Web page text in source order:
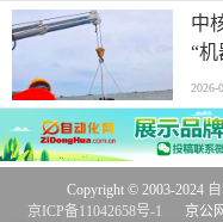
中
“机
2026-
Copyright © 2003-2024
京ICP备11042658号-1
京公